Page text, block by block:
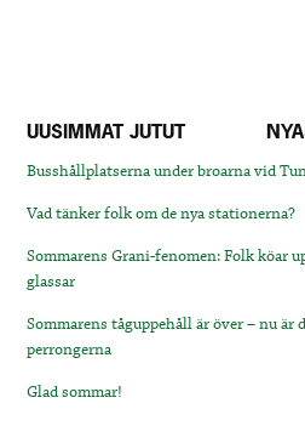
UUSIMMAT JUTUT
Busshållplatserna under broarna vid
Vad tänker folk om de nya stationerna?
Sommarens Grani-fenomen: Folk köar
glassar
Sommarens tåguppehåll är över – nu
perrongerna
Glad sommar!